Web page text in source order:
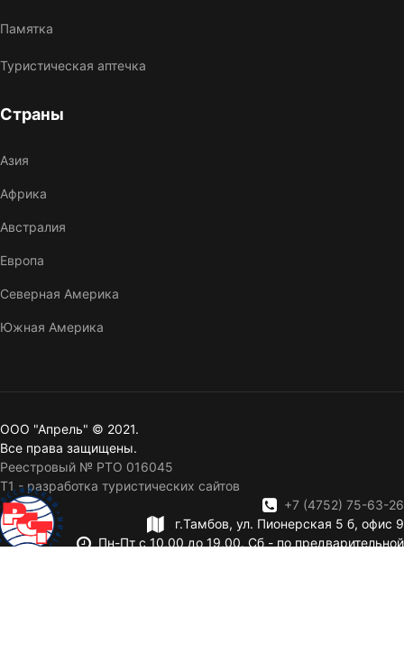
Памятка
Туристическая аптечка
Страны
Азия
Африка
Австралия
Европа
Северная Америка
Южная Америка
ООО "Апрель" © 2021.
Все права защищены.
Реестровый № РТО 016045
T1 - разработка туристических сайтов
+7 (4752) 75-63-26
г.Тамбов, ул. Пионерская 5 б, офис 9
Пн-Пт с 10,00 до 19,00. Сб - по предварительной